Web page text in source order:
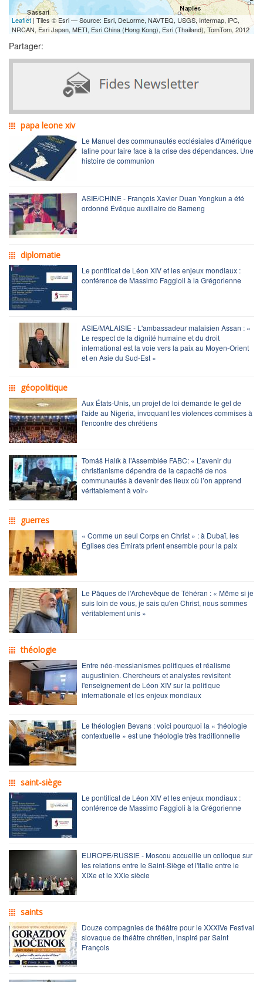
Leaflet | Tiles © Esri — Source: Esri, DeLorme, NAVTEQ, USGS, Intermap, iPC,
NRCAN, Esri Japan, METI, Esri China (Hong Kong), Esri (Thailand), TomTom, 2012
Partager:
papa leone xiv
Le Manuel des communautés ecclésiales d'Amérique
latine pour faire face à la crise des dépendances. Une
histoire de communion
ASIE/CHINE - François Xavier Duan Yongkun a été
ordonné Évêque auxiliaire de Bameng
diplomatie
Le pontificat de Léon XIV et les enjeux mondiaux :
conférence de Massimo Faggioli à la Grégorienne
ASIE/MALAISIE - L'ambassadeur malaisien Assan : «
Le respect de la dignité humaine et du droit
international est la voie vers la paix au Moyen-Orient
et en Asie du Sud-Est »
géopolitique
Aux États-Unis, un projet de loi demande le gel de
l'aide au Nigeria, invoquant les violences commises à
l'encontre des chrétiens
Tomáš Halík à l’Assemblée FABC: « L’avenir du
christianisme dépendra de la capacité de nos
communautés à devenir des lieux où l’on apprend
véritablement à voir»
guerres
« Comme un seul Corps en Christ » : à Dubaï, les
Églises des Émirats prient ensemble pour la paix
Le Pâques de l'Archevêque de Téhéran : « Même si je
suis loin de vous, je sais qu'en Christ, nous sommes
véritablement unis »
théologie
Entre néo-messianismes politiques et réalisme
augustinien. Chercheurs et analystes revisitent
l'enseignement de Léon XIV sur la politique
internationale et les enjeux mondiaux
Le théologien Bevans : voici pourquoi la « théologie
contextuelle » est une théologie très traditionnelle
saint-siège
Le pontificat de Léon XIV et les enjeux mondiaux :
conférence de Massimo Faggioli à la Grégorienne
EUROPE/RUSSIE - Moscou accueille un colloque sur
les relations entre le Saint-Siège et l'Italie entre le
XIXe et le XXIe siècle
saints
Douze compagnies de théâtre pour le XXXIVe Festival
slovaque de théâtre chrétien, inspiré par Saint
François